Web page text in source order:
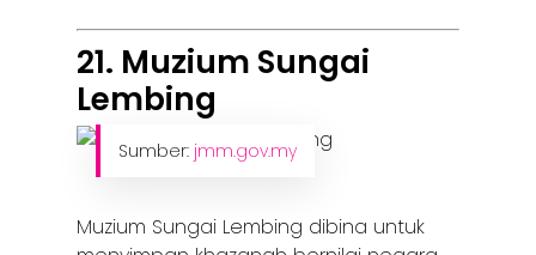
21. Muzium Sungai
Lembing
Sumber: jmm.gov.my
Muzium Sungai Lembing dibina untuk